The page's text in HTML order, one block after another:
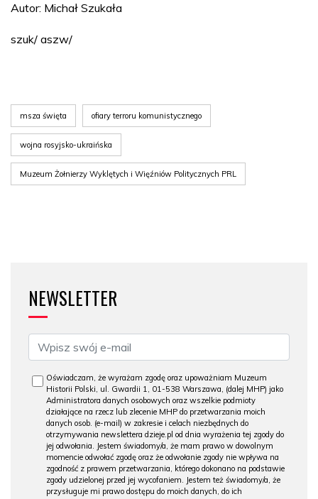
Autor: Michał Szukała
szuk/ aszw/
msza święta ofiary terroru komunistycznego
wojna rosyjsko-ukraińska
Muzeum Żołnierzy Wyklętych i Więźniów Politycznych PRL
NEWSLETTER
Oświadczam, że wyrażam zgodę oraz upoważniam Muzeum
Historii Polski, ul. Gwardii 1, 01-538 Warszawa, (dalej MHP) jako
Administratora danych osobowych oraz wszelkie podmioty
działające na rzecz lub zlecenie MHP do przetwarzania moich
danych osob. (e-mail) w zakresie i celach niezbędnych do
otrzymywania newslettera dzieje.pl od dnia wyrażenia tej zgody do
jej odwołania. Jestem świadomy/a, że mam prawo w dowolnym
momencie odwołać zgodę oraz że odwołanie zgody nie wpływa na
zgodność z prawem przetwarzania, którego dokonano na podstawie
zgody udzielonej przed jej wycofaniem. Jestem też świadomy/a, że
przysługuje mi prawo dostępu do moich danych, do ich